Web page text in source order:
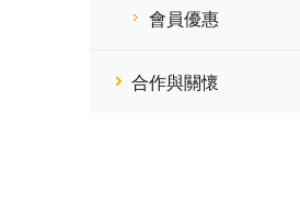
會員優惠
合作與關懷